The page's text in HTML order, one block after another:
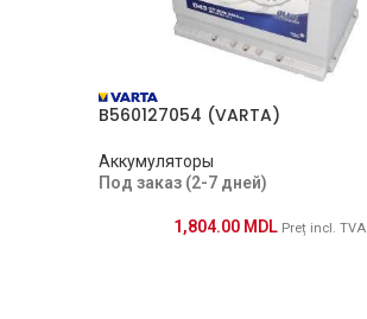
B560127054 (VARTA)
Аккумуляторы
Под заказ (2-7 дней)
1,804.00 MDL Preț incl. TVA